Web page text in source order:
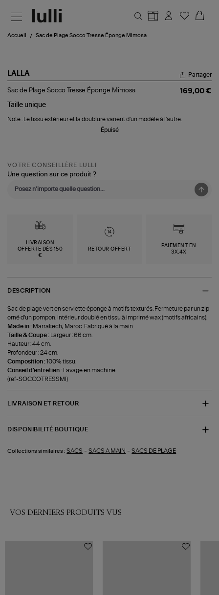
Accueil Sac de Plage Socco Tresse Éponge Mimosa
LALLA
Sac
Plage
Tresse
Partager
Sac de Plage Socco Tresse Éponge Mimosa
169,00 €
Taille unique
Note : Le tissu extérieur et la doublure varient d'un modèle à l'autre.
Épuisé
VOTRE CONSEILLÈRE LULLI
Une question sur ce produit ?
LIVRAISON
OFFERTE DÈS 150
€
RETOUR OFFERT
PAIEMENT EN
3X,4X
DESCRIPTION
Sac de plage vert en serviette éponge à motifs texturés. Fermeture par un zip
orné d'un pompon. Intérieur doublé en tissu à imprimé wax (motifs africains).
Made in : Marrakech, Maroc. Fabriqué à la main.
Taille & Coupe :
Largeur : 66 cm.
Hauteur : 44 cm.
Profondeur : 24 cm.
Composition :100% tissu.
Conseil d'entretien :
Lavage en machine.
(ref-SOCCOTRESSMI)
LIVRAISON ET RETOUR
DISPONIBILITÉ BOUTIQUE
Collections similaires : SACS -SACS A MAIN -SACS DE PLAGE
VOS DERNIERS PRODUITS VUS